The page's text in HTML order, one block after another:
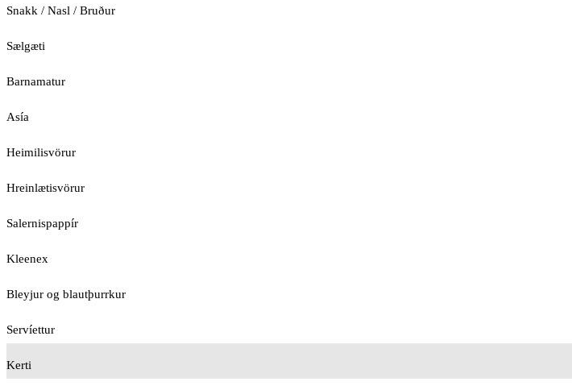
Snakk / Nasl / Bruður
Sælgæti
Barnamatur
Asía
Heimilisvörur
Hreinlætisvörur
Salernispappír
Kleenex
Bleyjur og blautþurrkur
Servíettur
Kerti